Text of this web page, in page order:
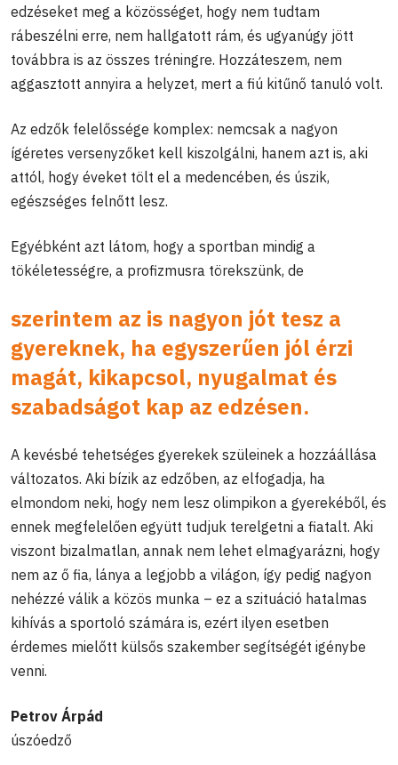
edzéseket meg a közösséget, hogy nem tudtam
rábeszélni erre, nem hallgatott rám, és ugyanúgy jött
továbbra is az összes tréningre. Hozzáteszem, nem
aggasztott annyira a helyzet, mert a fiú kitűnő tanuló volt.
Az edzők felelőssége komplex: nemcsak a nagyon
ígéretes versenyzőket kell kiszolgálni, hanem azt is, aki
attól, hogy éveket tölt el a medencében, és úszik,
egészséges felnőtt lesz.
Egyébként azt látom, hogy a sportban mindig a
tökéletességre, a profizmusra törekszünk, de
szerintem az is nagyon jót tesz a
gyereknek, ha egyszerűen jól érzi
magát, kikapcsol, nyugalmat és
szabadságot kap az edzésen.
A kevésbé tehetséges gyerekek szüleinek a hozzáállása
változatos. Aki bízik az edzőben, az elfogadja, ha
elmondom neki, hogy nem lesz olimpikon a gyerekéből, és
ennek megfelelően együtt tudjuk terelgetni a fiatalt. Aki
viszont bizalmatlan, annak nem lehet elmagyarázni, hogy
nem az ő fia, lánya a legjobb a világon, így pedig nagyon
nehézzé válik a közös munka – ez a szituáció hatalmas
kihívás a sportoló számára is, ezért ilyen esetben
érdemes mielőtt külsős szakember segítségét igénybe
venni.
Petrov Árpád
úszóedző